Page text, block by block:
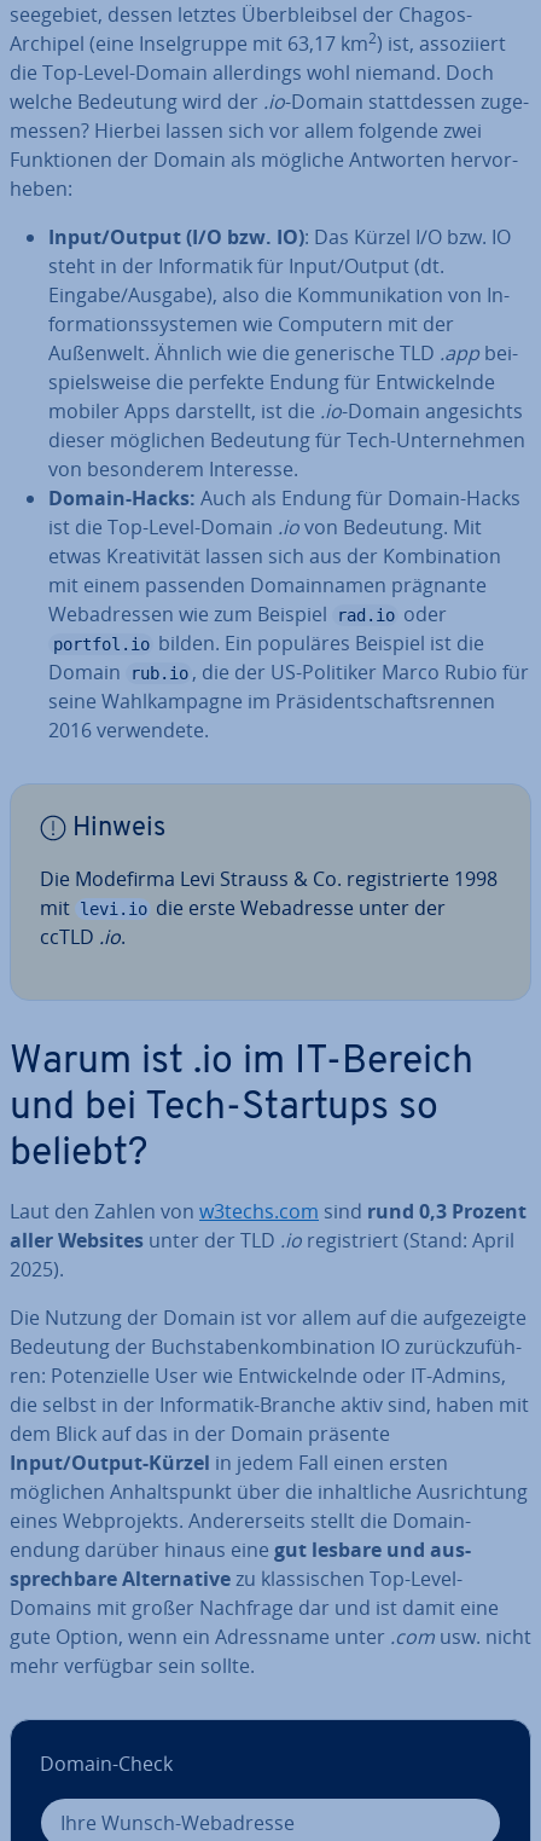
see­ge­biet, dessen letztes Über­bleib­sel der Chagos-
Archipel (eine In­sel­grup­pe mit 63,17 km2) ist, as­so­zi­iert
die Top-Level-Domain al­ler­dings wohl niemand. Doch
welche Bedeutung wird der .io-Domain statt­des­sen zu­ge­
mes­sen? Hierbei lassen sich vor allem folgende zwei
Funk­tio­nen der Domain als mögliche Antworten her­vor­
he­ben:
Input/Output (I/O bzw. IO): Das Kürzel I/O bzw. IO
steht in der In­for­ma­tik für Input/Output (dt.
Eingabe/Ausgabe), also die Kom­mu­ni­ka­ti­on von In­
for­ma­ti­ons­sys­te­men wie Computern mit der
Außenwelt. Ähnlich wie die ge­ne­ri­sche TLD .app bei­
spiels­wei­se die perfekte Endung für Ent­wi­ckeln­de
mobiler Apps darstellt, ist die .io-Domain an­ge­sichts
dieser möglichen Bedeutung für Tech-Un­ter­neh­men
von be­son­de­rem Interesse.
Domain-Hacks: Auch als Endung für Domain-Hacks
ist die Top-Level-Domain .iovon Bedeutung. Mit
etwas Krea­ti­vi­tät lassen sich aus der Kom­bi­na­ti­on
mit einem passenden Do­main­na­men prägnante
Web­adres­sen wie zum Beispiel
rad.io oder
portfol.io bilden. Ein populäres Beispiel ist die
Domain
rub.io , die der US-Politiker Marco Rubio für
seine Wahl­kam­pa­gne im Prä­si­dent­schafts­ren­nen
2016 ver­wen­de­te.
Hinweis
Die Modefirma Levi Strauss & Co. re­gis­trier­te 1998
mit levi.io die erste Web­adres­se unter der
ccTLD .io.
Warum ist .io im IT-Bereich
und bei Tech-Startups so
beliebt?
Laut den Zahlen von w3techs.com sind rund 0,3 Prozent
aller Websites unter der TLD .io re­gis­triert (Stand: April
2025).
Die Nutzung der Domain ist vor allem auf die auf­ge­zeig­te
Bedeutung der Buch­sta­ben­kom­bi­na­ti­on IO zu­rück­zu­füh­
ren: Po­ten­zi­el­le User wie Ent­wi­ckeln­de oder IT-Admins,
die selbst in der In­for­ma­tik-Branche aktiv sind, haben mit
dem Blick auf das in der Domain präsente
Input/Output-Kürzel in jedem Fall einen ersten
möglichen An­halts­punkt über die in­halt­li­che Aus­rich­tung
eines Web­pro­jekts. An­de­rer­seits stellt die Do­main­
endung darüber hinaus eine gut lesbare und aus­
sprech­ba­re Al­ter­na­ti­vezu klas­si­schen Top-Level-
Domains mit großer Nachfrage dar und ist damit eine
gute Option, wenn ein Adress­na­me unter .com usw. nicht
mehr verfügbar sein sollte.
Domain-Check